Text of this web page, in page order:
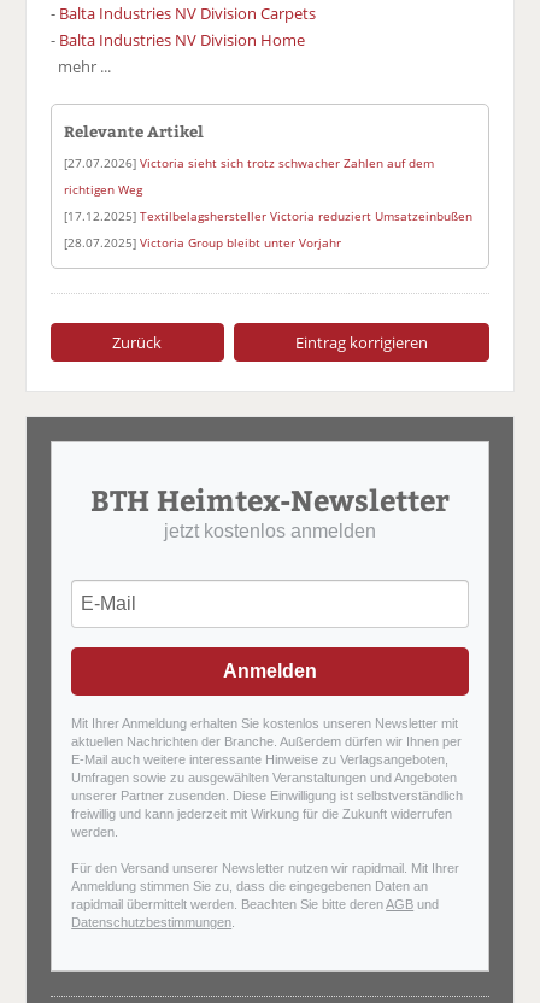
- Balta Industries NV Division Carpets
- Balta Industries NV Division Home
mehr ...
Relevante Artikel
[27.07.2026]Victoria sieht sich trotz schwacher Zahlen auf dem
richtigen Weg
[17.12.2025]Textilbelagshersteller Victoria reduziert Umsatzeinbußen
[28.07.2025]Victoria Group bleibt unter Vorjahr
Zurück Eintrag korrigieren
BTH Heimtex-Newsletter
jetzt kostenlos anmelden
Anmelden
Mit Ihrer Anmeldung erhalten Sie kostenlos unseren Newsletter mit
aktuellen Nachrichten der Branche. Außerdem dürfen wir Ihnen per
E-Mail auch weitere interessante Hinweise zu Verlagsangeboten,
Umfragen sowie zu ausgewählten Veranstaltungen und Angeboten
unserer Partner zusenden. Diese Einwilligung ist selbstverständlich
freiwillig und kann jederzeit mit Wirkung für die Zukunft widerrufen
werden.
Für den Versand unserer Newsletter nutzen wir rapidmail. Mit Ihrer
Anmeldung stimmen Sie zu, dass die eingegebenen Daten an
rapidmail übermittelt werden. Beachten Sie bitte derenAGB und
Datenschutzbestimmungen